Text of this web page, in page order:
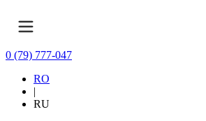
0 (79) 777-047
RO
|
RU